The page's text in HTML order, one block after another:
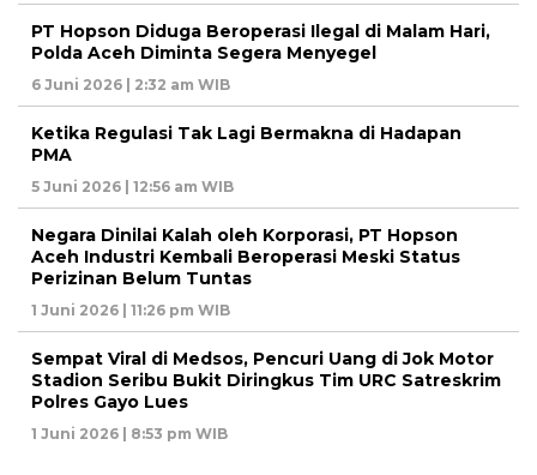
PT Hopson Diduga Beroperasi Ilegal di Malam Hari,
Polda Aceh Diminta Segera Menyegel
6 Juni 2026 | 2:32 am WIB
Ketika Regulasi Tak Lagi Bermakna di Hadapan
PMA
5 Juni 2026 | 12:56 am WIB
Negara Dinilai Kalah oleh Korporasi, PT Hopson
Aceh Industri Kembali Beroperasi Meski Status
Perizinan Belum Tuntas
1 Juni 2026 | 11:26 pm WIB
Sempat Viral di Medsos, Pencuri Uang di Jok Motor
Stadion Seribu Bukit Diringkus Tim URC Satreskrim
Polres Gayo Lues
1 Juni 2026 | 8:53 pm WIB